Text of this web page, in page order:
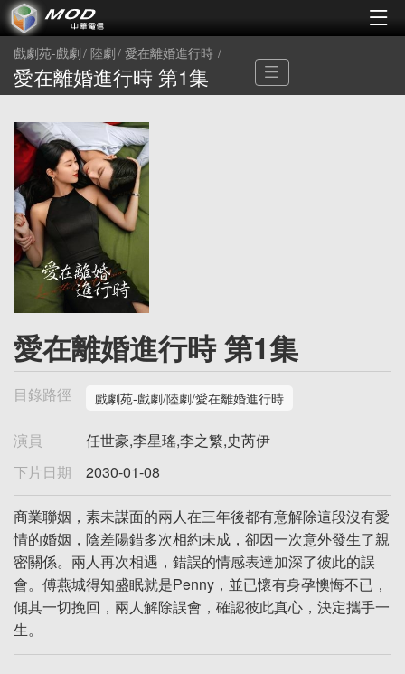
戲劇苑-戲劇 陸劇 愛在離婚進行時
愛在離婚進行時 第1集
愛在離婚進行時 第1集
目錄路徑 戲劇苑-戲劇/陸劇/愛在離婚進行時
演員
任世豪,李星瑤,李之繁,史芮伊
下片日期
2030-01-08
商業聯姻，素未謀面的兩人在三年後都有意解除這段沒有愛
情的婚姻，陰差陽錯多次相約未成，卻因一次意外發生了親
密關係。兩人再次相遇，錯誤的情感表達加深了彼此的誤
會。傅燕城得知盛眠就是Penny，並已懷有身孕懊悔不已，
傾其一切挽回，兩人解除誤會，確認彼此真心，決定攜手一
生。